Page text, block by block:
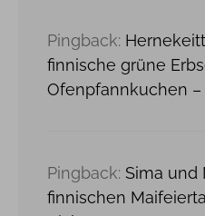
Pingback:
finnische grüne
Ofenpfannkuchen –
Pingback: Sima und
finnischen